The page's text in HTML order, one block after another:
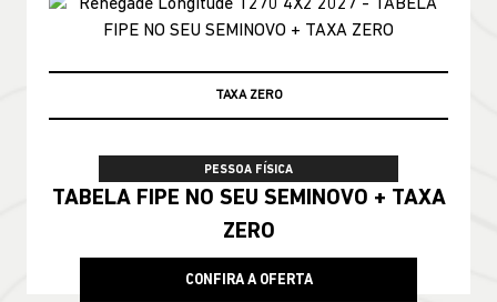
TAXA ZERO
PESSOA FÍSICA
TABELA FIPE NO SEU SEMINOVO + TAXA
ZERO
CONFIRA A OFERTA